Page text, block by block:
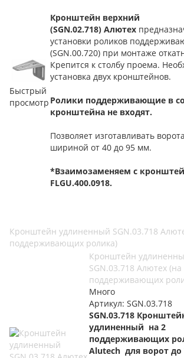
Быстрый
просмотр
Кронштейн верхний
(SGN.02.718) Алютех
установки роликов
(SGN.00.720) при монтаже
Крепится к столбу проема.
установка двух кронштейнов.
Ролики поддерживающие в
кронштейна не входят.
Позволяет изготавливать
шириной от 40 до 95 мм.
*Взаимозаменяем с
FLGU.400.0918.
Кронштейн удлиненный SGN.03.718
поддерживающих ролика)
Кронштейн
SGN.03.718 Алютех (на
поддерживающих
Много
Артикул: SGN.03.718
SGN.03.718
удлиненный на 2
поддерживающих
Alutech для ворот до